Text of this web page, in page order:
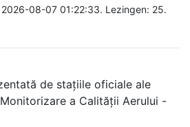
08-07 01:22:33. Lezingen: 25.
de stațiile oficiale ale
a Calității Aerului -